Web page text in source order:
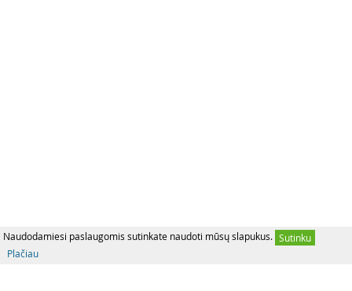
Naudodamiesi paslaugomis sutinkate naudoti mūsų slapukus. Sutinku
Plačiau